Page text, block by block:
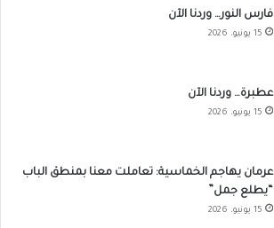
فارس النور… وردنا الآن
15 يونيو، 2026
عطبرة… وردنا الآن
15 يونيو، 2026
عرمان يهاجم الخماسية: تعاملت معنا بمنطق الباب
“يطلع جمل”
15 يونيو، 2026